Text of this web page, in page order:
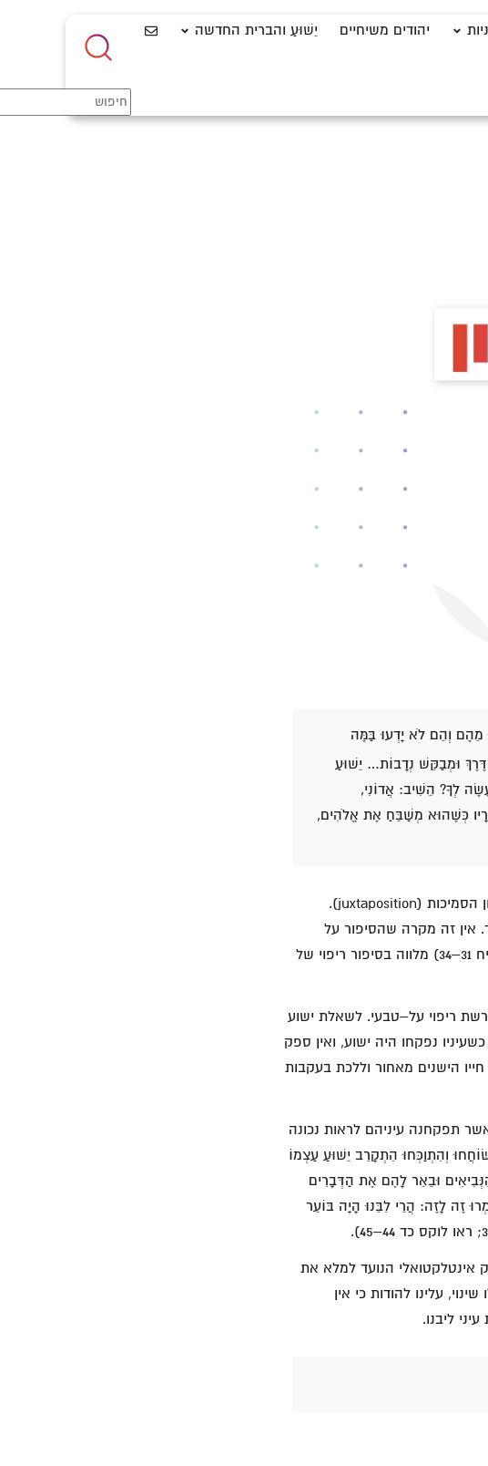
יהודים משיחיים יֵשׁוּעַ והברית החדשה
וְהֵם לֹא יָדְעוּ בַּמֶּה
וּמְבַקֵּשׁ נְדָבוֹת… יֵשׁוּעַ
לְךָ? הֵשִׁיב: אֲדוֹנִי,
כְּשֶׁהוּא מְשַׁבֵּחַ אֶת אֱלֹהִים,
עיקרון חשוב בפרשנות המקרא, שלעתים קרובות זוכה להתעלמות, מכונה עקרון הסמיכות (juxtaposition).
אין זה מקרה שהסיפור על
העיוורון הרוחני של התלמידים ביחס לנבואות הסבל והמוות של המשיח (לוקס יח 31–34) מלווה בסיפור ריפוי של
ריפוי על–טבעי. לשאלת ישוע
שראה העיוור כשעיניו נפקחו היה ישוע, ואין ספק
הישנים מאחור וללכת בעקבות
תפקחנה עיניהם לראות נכונה
וְהִתְוַכְּחוּ הִתְקָרֵב יֵשׁוּעַ עַצְמוֹ
וּבֵאֵר לָהֶם אֶת הַדְּבָרִים
זֶה לָזֶה: הֲרֵי לִבֵּנוּ הָיָה בּוֹעֵר
אינטלקטואלי הנועד למלא את
עלינו להודות כי אין
ליבנו.